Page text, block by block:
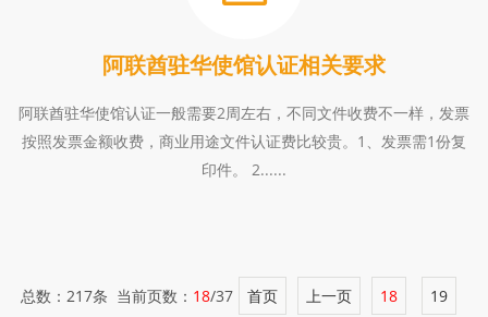
阿联酋驻华使馆认证相关要求
阿联酋驻华使馆认证一般需要2周左右，不同文件收费不一样，发票
按照发票金额收费，商业用途文件认证费比较贵。1、发票需1份复
印件。 2......
总数：217条 当前页数： 18/37 首页 上一页 18 19